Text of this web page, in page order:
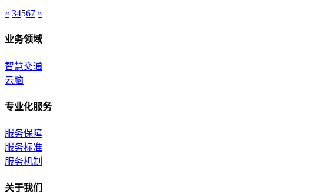
« 34567 »
业务领域
智慧交通
云脑
专业化服务
服务保障
服务标准
服务机制
关于我们